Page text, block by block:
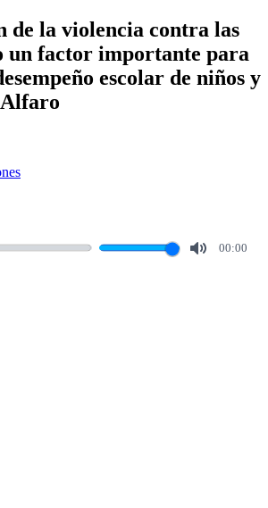
de la violencia contra las
un factor importante para
escolar de niños y
00:00